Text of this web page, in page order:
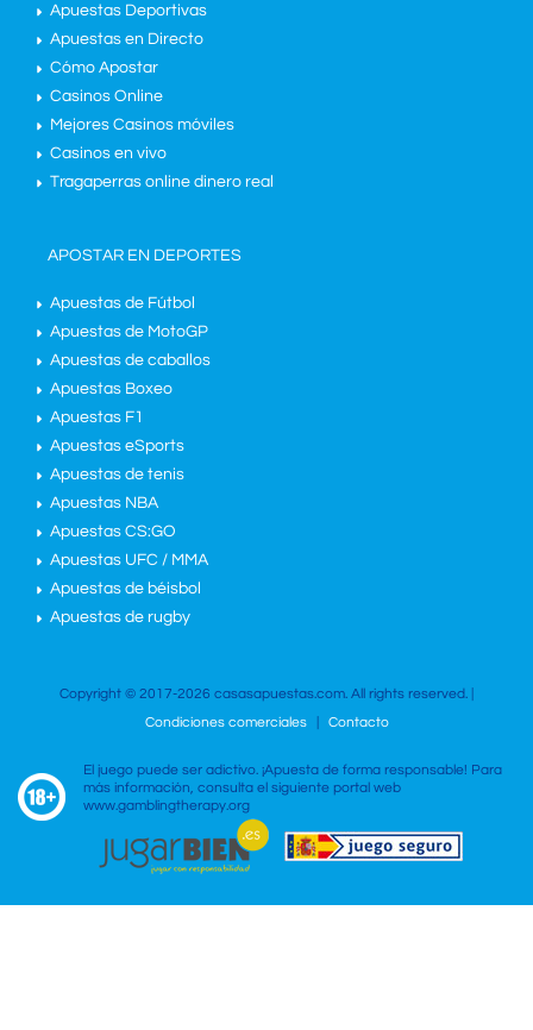
Apuestas Deportivas
Apuestas en Directo
Cómo Apostar
Casinos Online
Mejores Casinos móviles
Casinos en vivo
Tragaperras online dinero real
APOSTAR EN DEPORTES
Apuestas de Fútbol
Apuestas de MotoGP
Apuestas de caballos
Apuestas Boxeo
Apuestas F1
Apuestas eSports
Apuestas de tenis
Apuestas NBA
Apuestas CS:GO
Apuestas UFC / MMA
Apuestas de béisbol
Apuestas de rugby
Copyright © 2017-2026 casasapuestas.com. All rights reserved. |
Condiciones comerciales
Contacto
El juego puede ser adictivo. ¡Apuesta de forma responsable! Para
más información, consulta el siguiente portal web
www.gamblingtherapy.org